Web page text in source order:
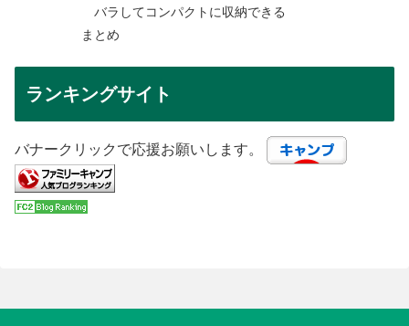
バラしてコンパクトに収納できる
まとめ
ランキングサイト
バナークリックで応援お願いします。